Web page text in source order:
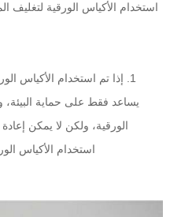
استخدام الأكياس الورقية لتغليف
1. إذا تم استخدام الأكياس
يساعد فقط على حماية البيئة،
الورقية، ولكن لا يمكن
استخدام الأكياس